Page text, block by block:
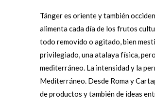
Tánger es oriente y también
alimenta cada día de los frutos
todo removido o agitado, bien
privilegiado, una atalaya física,
mediterráneo. La intensidad y la
Mediterráneo. Desde Roma y
de productos y también de ideas